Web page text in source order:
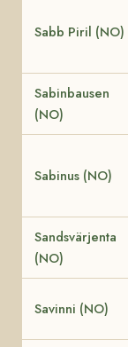
Sabb Piril (NO)
Sabinbausen
(NO)
Sabinus (NO)
Sandsvärjenta
(NO)
Savinni (NO)